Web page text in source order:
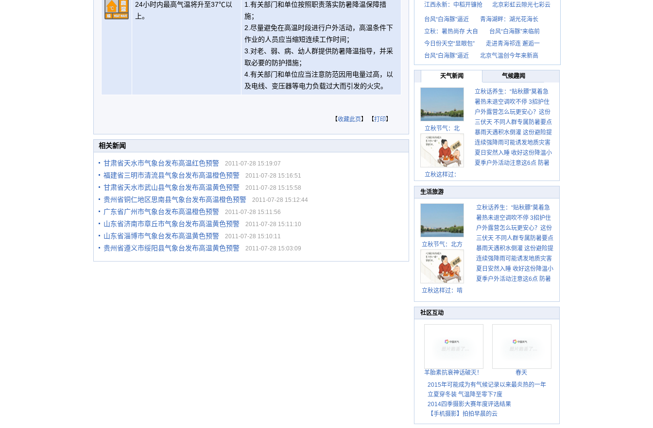
24小时内最高气温将升至37℃以
上。
1.有关部门和单位按照职责落实防暑降温保障措
施；
2.尽量避免在高温时段进行户外活动，高温条件下
作业的人员应当缩短连续工作时间；
3.对老、弱、病、幼人群提供防暑降温指导，并采
取必要的防护措施；
4.有关部门和单位应当注意防范因用电量过高，以
及电线、变压器等电力负载过大而引发的火灾。
【收藏此页】 【打印】
相关新闻
甘肃省天水市气象台发布高温红色预警 2011-07-28 15:19:07
福建省三明市清流县气象台发布高温橙色预警 2011-07-28 15:16:51
甘肃省天水市武山县气象台发布高温黄色预警 2011-07-28 15:15:58
贵州省铜仁地区思南县气象台发布高温橙色预警 2011-07-28 15:12:44
广东省广州市气象台发布高温橙色预警 2011-07-28 15:11:56
山东省济南市章丘市气象台发布高温黄色预警 2011-07-28 15:11:10
山东省淄博市气象台发布高温黄色预警 2011-07-28 15:10:11
贵州省遵义市绥阳县气象台发布高温黄色预警 2011-07-28 15:03:09
江西永新：中稻开镰抢 北京彩虹云隙光七彩云
台风“白海豚”逼近
青海湖畔：湖光花海长
立秋：暑热尚存 大自
台风“白海豚”来临前
今日份天空“显眼包”
走进青海祁连 邂逅一
台风“白海豚”逼近
北京气温创今年来新高
天气新闻 气候趣闻
立秋节气：北
立秋这样过：
立秋话养生：“贴秋膘”莫着急
先清暑再防燥
暑热未退空调吹不停 3招护住
肩颈不酸痛
户外露营怎么玩更安心？这份
攻略请收好
三伏天 不同人群专属防暑要点
请收好
暴雨天遇积水倒灌 这份避险提
示请收好
连续强降雨可能诱发地质灾害
这些前兆要知道
夏日安然入睡 收好这份降温小
贴士
夏季户外活动注意这6点 防暑
生活旅游
立秋节气：北方
逐渐转凉 南方暑
热仍盛
立秋这样过：啃
祝丰收迎秋来
立秋话养生：“贴秋膘”莫着急
先清暑再防燥
暑热未退空调吹不停 3招护住
肩颈不酸痛
户外露营怎么玩更安心？这份
攻略请收好
三伏天 不同人群专属防暑要点
请收好
暴雨天遇积水倒灌 这份避险提
示请收好
连续强降雨可能诱发地质灾害
这些前兆要知道
夏日安然入睡 收好这份降温小
贴士
夏季户外活动注意这6点 防暑
社区互动
羊胎素抗衰神话破灭！
春天
2015年可能成为有气候记录以来最炎热的一年
立夏穿冬装 气温降至零下7度
2014四季摄影大赛年度评选结果
【手机摄影】拍拍早晨的云